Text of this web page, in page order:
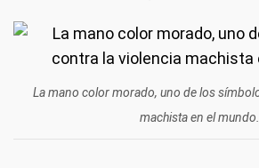
La mano color morado, uno de los
machista en el mundo.